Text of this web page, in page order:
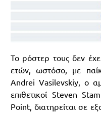
Το ρόστερ τους δεν
ετών, ωστόσο, με
Andrei Vasilevskiy, ο
επιθετικοί Steven
Point, διατηρείται σε